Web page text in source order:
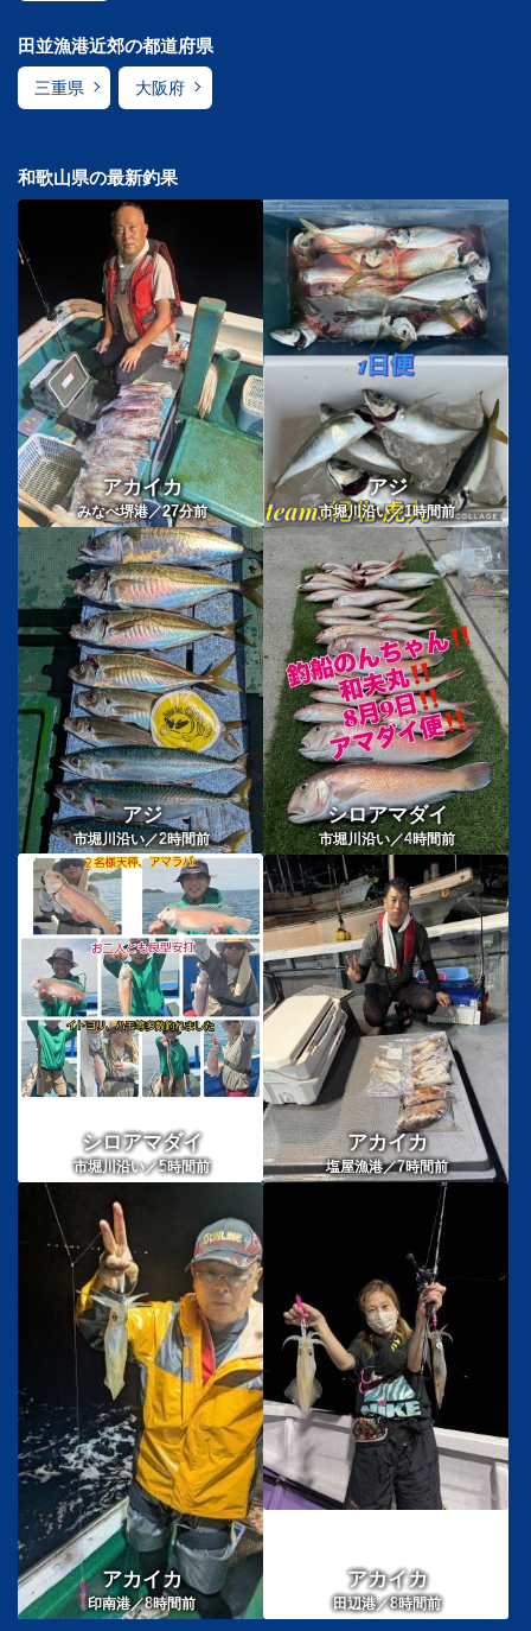
田並漁港近郊の都道府県
三重県 大阪府
和歌山県の最新釣果
アカイカ
みなべ堺港／27分前
アジ
市堀川沿い／1時間前
アジ
市堀川沿い／2時間前
シロアマダイ
市堀川沿い／4時間前
シロアマダイ
市堀川沿い／5時間前
アカイカ
塩屋漁港／7時間前
アカイカ
印南港／8時間前
アカイカ
田辺港／8時間前